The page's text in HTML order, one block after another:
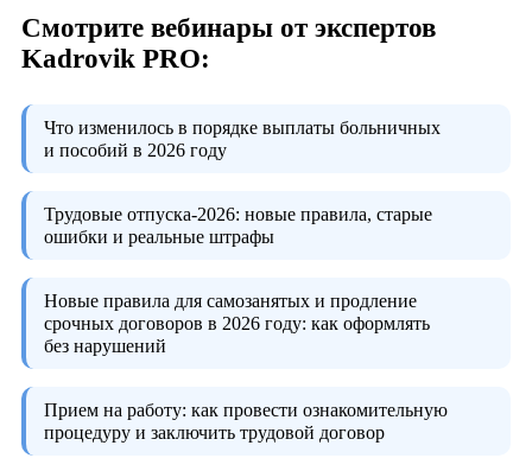
Смотрите вебинары от экспертов
Kadrovik PRO:
Что изменилось в порядке выплаты больничных
и пособий в 2026 году
Трудовые отпуска-2026: новые правила, старые
ошибки и реальные штрафы
Новые правила для самозанятых и продление
срочных договоров в 2026 году: как оформлять
без нарушений
Прием на работу: как провести ознакомительную
процедуру и заключить трудовой договор